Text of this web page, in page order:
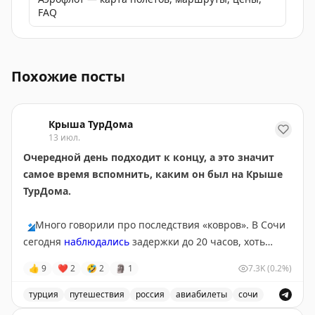
FAQ
Похожие посты
Крыша ТурДома
13 июл.
Очередной день подходит к концу, а это значит
самое время вспомнить, каким он был на Крыше
ТурДома.
🔹Много говорили про последствия «ковров». В Сочи
сегодня наблюдались задержки до 20 часов, хоть
Серьезные корректировки в графиках приводят к
тому, что пассажиры чащеоформляют страховки
на
этот случай. Проверили, не врут ли цифры в
👍 9 ❤ 2 🤣 2 🗿 1 7.3K(0.2%)
турция путешествия россия авиабилеты сочи